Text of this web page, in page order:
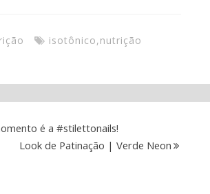
isotônico,nutrição
é a #stilettonails!
Look de Patinação | Verde Neon